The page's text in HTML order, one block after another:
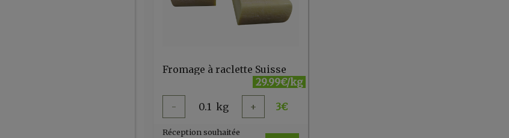
Fromage à raclette Suisse
29.99€/kg
- 0.1 kg + 3€
Réception souhaitée